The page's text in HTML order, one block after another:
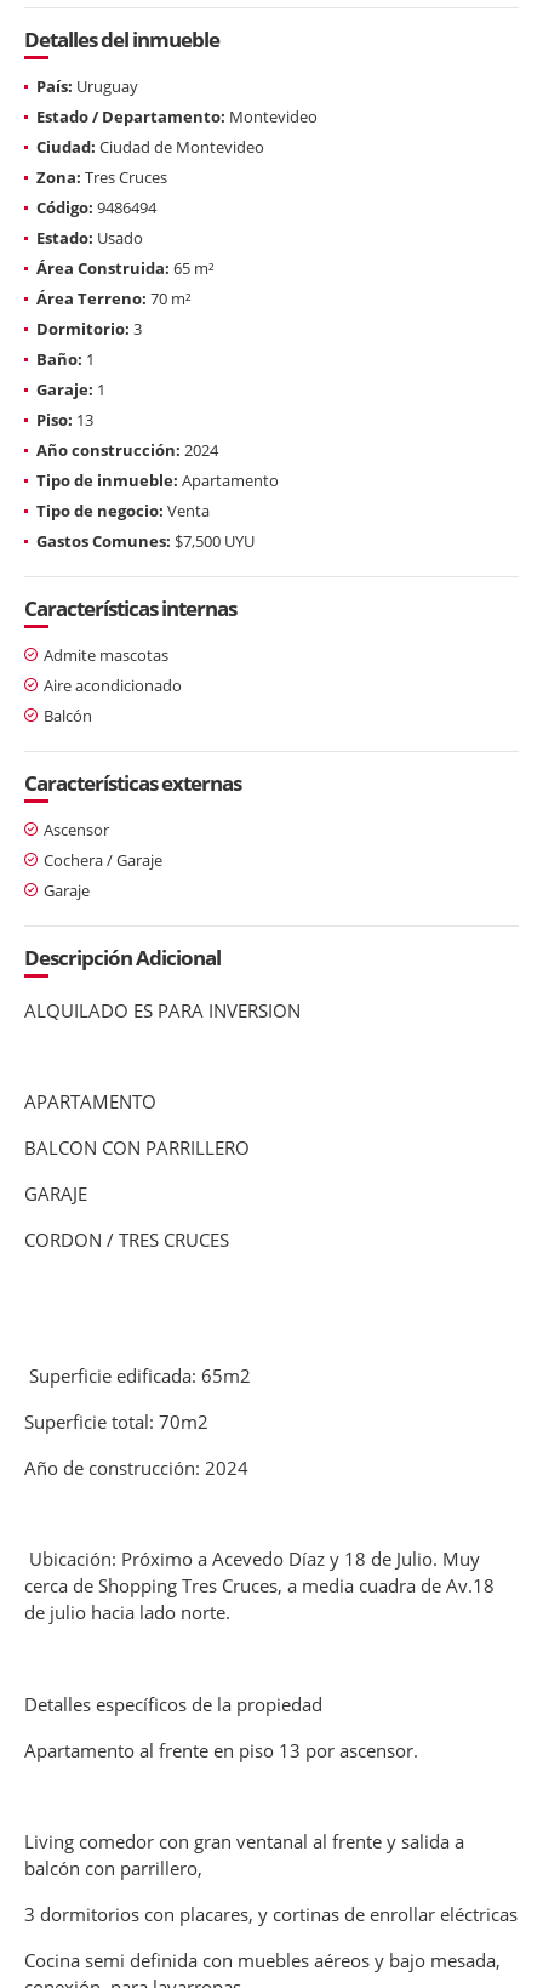
Detalles del inmueble
País: Uruguay
Estado / Departamento: Montevideo
Ciudad: Ciudad de Montevideo
Zona: Tres Cruces
Código: 9486494
Estado: Usado
Área Construida: 65 m²
Área Terreno: 70 m²
Dormitorio: 3
Baño: 1
Garaje: 1
Piso: 13
Año construcción: 2024
Tipo de inmueble: Apartamento
Tipo de negocio: Venta
Gastos Comunes: $7,500 UYU
Características internas
Admite mascotas
Aire acondicionado
Balcón
Características externas
Ascensor
Cochera / Garaje
Garaje
Descripción Adicional
ALQUILADO ES PARA INVERSION
APARTAMENTO
BALCON CON PARRILLERO
GARAJE
CORDON / TRES CRUCES
Superficie edificada: 65m2
Superficie total: 70m2
Año de construcción: 2024
Ubicación: Próximo a Acevedo Díaz y 18 de Julio. Muy
cerca de Shopping Tres Cruces, a media cuadra de Av.18
de julio hacia lado norte.
Detalles específicos de la propiedad
Apartamento al frente en piso 13 por ascensor.
Living comedor con gran ventanal al frente y salida a
balcón con parrillero,
3 dormitorios con placares, y cortinas de enrollar eléctricas
Cocina semi definida con muebles aéreos y bajo mesada,